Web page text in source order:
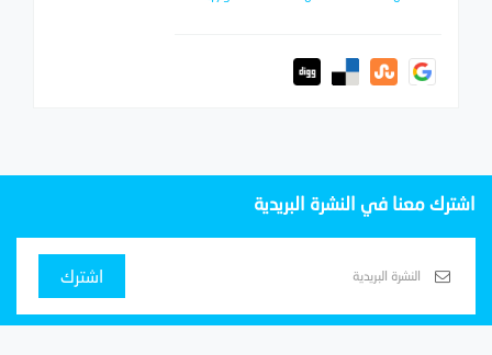
اشترك معنا في النشرة البريدية
اشترك